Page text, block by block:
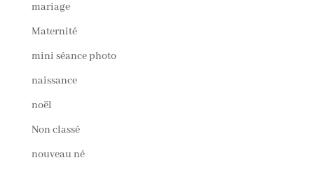
mariage
Maternité
mini séance photo
naissance
noël
Non classé
nouveau né